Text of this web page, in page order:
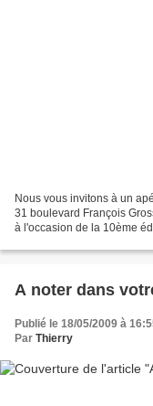
Nous vous invitons à un
31 boulevard François
à l'occasion de la 10ème
A noter dans
Publié le 18/05/2009 à
Par Thierry